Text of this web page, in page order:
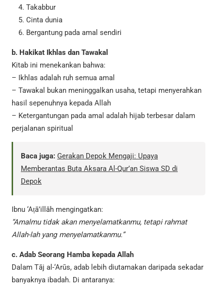
Takabbur
Cinta dunia
Bergantung pada amal sendiri
b. Hakikat Ikhlas dan Tawakal
Kitab ini menekankan bahwa:
– Ikhlas adalah ruh semua amal
– Tawakal bukan meninggalkan usaha, tetapi menyerahkan
hasil sepenuhnya kepada Allah
– Ketergantungan pada amal adalah hijab terbesar dalam
perjalanan spiritual
Baca juga: Gerakan Depok Mengaji: Upaya
Memberantas Buta Aksara Al-Qur’an Siswa SD di
Depok
Ibnu ‘Aṭā’illāh mengingatkan:
“Amalmu tidak akan menyelamatkanmu, tetapi rahmat
Allah-lah yang menyelamatkanmu.”
c. Adab Seorang Hamba kepada Allah
Dalam Tāj al-‘Arūs, adab lebih diutamakan daripada sekadar
banyaknya ibadah. Di antaranya: